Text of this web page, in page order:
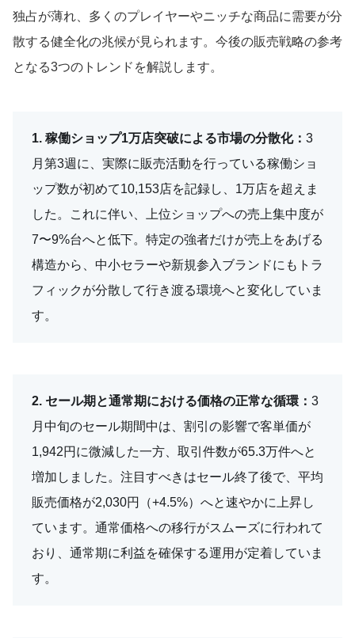
独占が薄れ、多くのプレイヤーやニッチな商品に需要が分
散する健全化の兆候が見られます。今後の販売戦略の参考
となる3つのトレンドを解説します。
1. 稼働ショップ1万店突破による市場の分散化： 3
月第3週に、実際に販売活動を行っている稼働ショ
ップ数が初めて10,153店を記録し、1万店を超えま
した。これに伴い、上位ショップへの売上集中度が
7〜9%台へと低下。特定の強者だけが売上をあげる
構造から、中小セラーや新規参入ブランドにもトラ
フィックが分散して行き渡る環境へと変化していま
す。
2. セール期と通常期における価格の正常な循環： 3
月中旬のセール期間中は、割引の影響で客単価が
1,942円に微減した一方、取引件数が65.3万件へと
増加しました。注目すべきはセール終了後で、平均
販売価格が2,030円（+4.5%）へと速やかに上昇し
ています。通常価格への移行がスムーズに行われて
おり、通常期に利益を確保する運用が定着していま
す。